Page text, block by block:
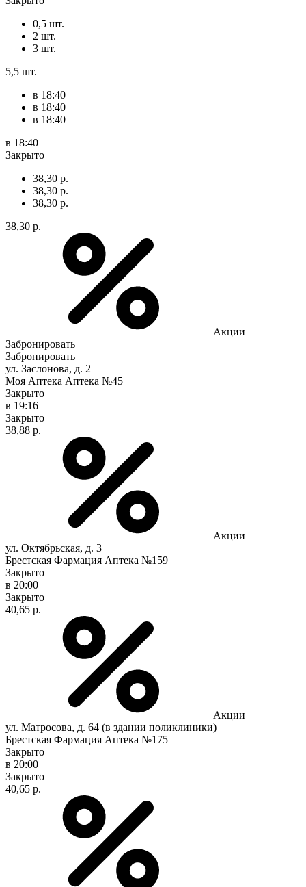
0,5 шт.
2 шт.
3 шт.
5,5 шт.
в 18:40
в 18:40
в 18:40
в 18:40
Закрыто
38,30 р.
38,30 р.
38,30 р.
38,30 р.
Акции
Забронировать
Забронировать
ул. Заслонова, д. 2
Моя Аптека Аптека №45
Закрыто
в 19:16
Закрыто
38,88 р.
Акции
ул. Октябрьская, д. 3
Брестская Фармация Аптека №159
Закрыто
в 20:00
Закрыто
40,65 р.
Акции
ул. Матросова, д. 64 (в здании поликлиники)
Брестская Фармация Аптека №175
Закрыто
в 20:00
Закрыто
40,65 р.